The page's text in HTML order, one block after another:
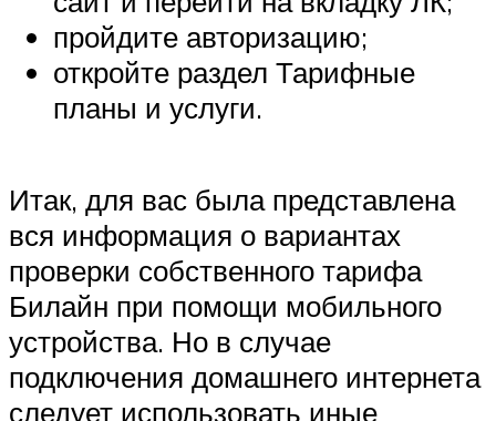
пройдите авторизацию;
откройте раздел Тарифные
планы и услуги.
Итак, для вас была представлена
вся информация о вариантах
проверки собственного тарифа
Билайн при помощи мобильного
устройства. Но в случае
подключения домашнего интернета
следует использовать иные